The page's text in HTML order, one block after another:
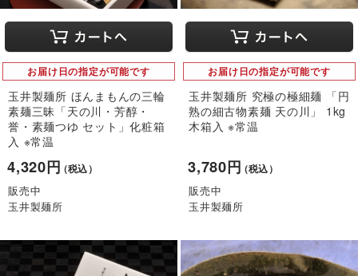
お届け日の指定が可能です
玉井製麺所 ほんまもんの三輪
素麺三昧「天の川・芳醇・
誉・素麺つゆ セット」化粧箱
入 ※常温
4,320円（税込）
販売中
玉井製麺所
お届け日の指定が可能です
玉井製麺所 究極の極細麺 「円
熟の細古物素麺 天の川」 1kg
木箱入 ※常温
3,780円（税込）
販売中
玉井製麺所